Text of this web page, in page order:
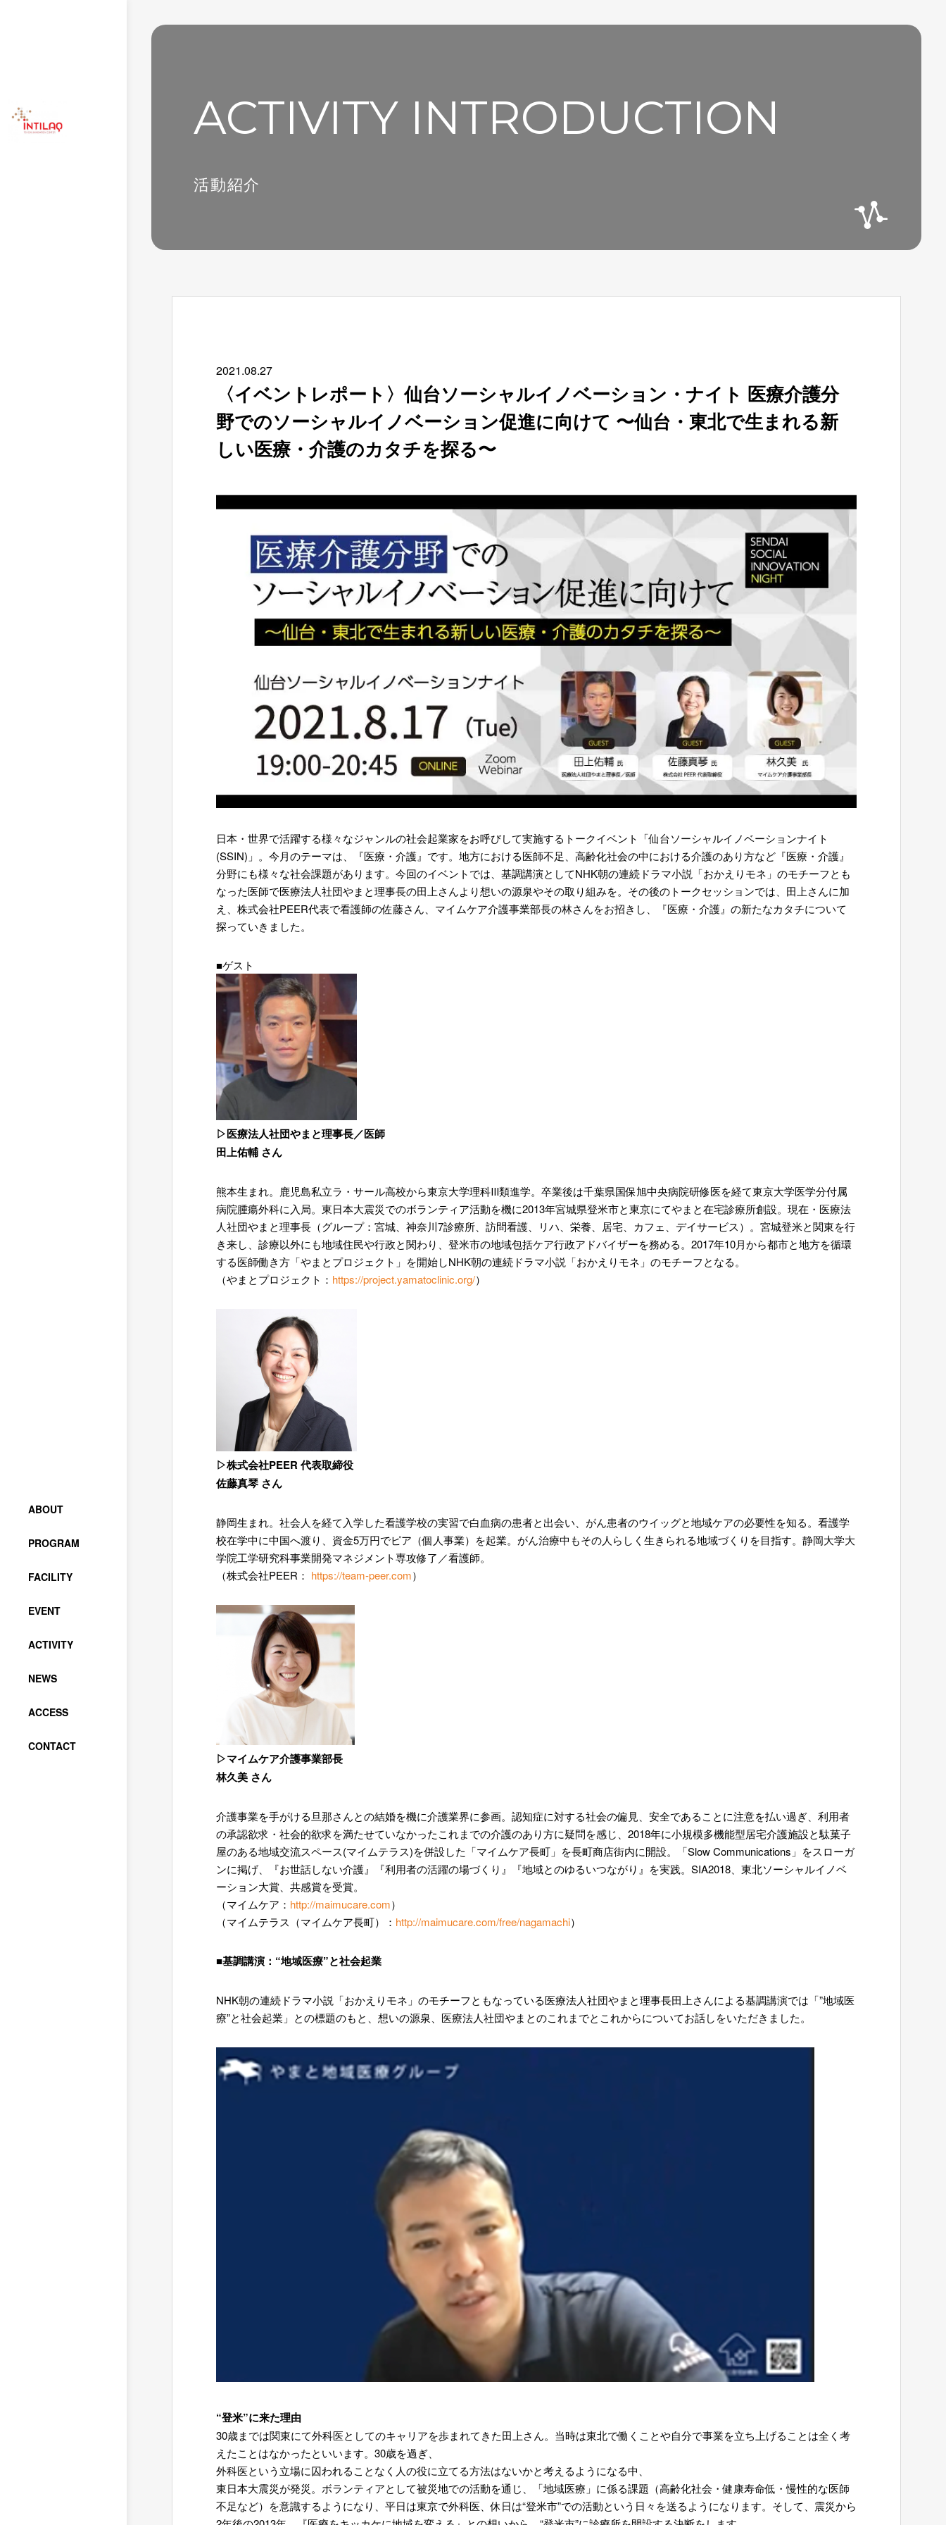
ABOUT
PROGRAM
FACILITY
EVENT
ACTIVITY
NEWS
ACCESS
CONTACT
ACTIVITY INTRODUCTION
活動紹介
2021.08.27
〈イベントレポート〉仙台ソーシャルイノベーション・ナイト 医療介護分
野でのソーシャルイノベーション促進に向けて 〜仙台・東北で生まれる新
しい医療・介護のカタチを探る〜
日本・世界で活躍する様々なジャンルの社会起業家をお呼びして実施するトークイベント「仙台ソーシャルイノベーションナイト
(SSIN)」。今月のテーマは、『医療・介護』です。地方における医師不足、高齢化社会の中における介護のあり方など『医療・介護』
分野にも様々な社会課題があります。今回のイベントでは、基調講演としてNHK朝の連続ドラマ小説「おかえりモネ」のモチーフとも
なった医師で医療法人社団やまと理事長の田上さんより想いの源泉やその取り組みを。その後のトークセッションでは、田上さんに加
え、株式会社PEER代表で看護師の佐藤さん、マイムケア介護事業部長の林さんをお招きし、『医療・介護』の新たなカタチについて
探っていきました。
■ゲスト
▷医療法人社団やまと理事長／医師
田上佑輔 さん
熊本生まれ。鹿児島私立ラ・サール高校から東京大学理科Ⅲ類進学。卒業後は千葉県国保旭中央病院研修医を経て東京大学医学分付属
病院腫瘍外科に入局。東日本大震災でのボランティア活動を機に2013年宮城県登米市と東京にてやまと在宅診療所創設。現在・医療法
人社団やまと理事長（グループ：宮城、神奈川7診療所、訪問看護、リハ、栄養、居宅、カフェ、デイサービス）。宮城登米と関東を行
き来し、診療以外にも地域住民や行政と関わり、登米市の地域包括ケア行政アドバイザーを務める。2017年10月から都市と地方を循環
する医師働き方「やまとプロジェクト」を開始しNHK朝の連続ドラマ小説「おかえりモネ」のモチーフとなる。
（やまとプロジェクト： https://project.yamatoclinic.org/）
▷株式会社PEER 代表取締役
佐藤真琴 さん
静岡生まれ。社会人を経て入学した看護学校の実習で白血病の患者と出会い、がん患者のウイッグと地域ケアの必要性を知る。看護学
校在学中に中国へ渡り、資金5万円でピア（個人事業）を起業。がん治療中もその人らしく生きられる地域づくりを目指す。静岡大学大
学院工学研究科事業開発マネジメント専攻修了／看護師。
（株式会社PEER： https://team-peer.com）
▷マイムケア介護事業部長
林久美 さん
介護事業を手がける旦那さんとの結婚を機に介護業界に参画。認知症に対する社会の偏見、安全であることに注意を払い過ぎ、利用者
の承認欲求・社会的欲求を満たせていなかったこれまでの介護のあり方に疑問を感じ、2018年に小規模多機能型居宅介護施設と駄菓子
屋のある地域交流スペース(マイムテラス)を併設した「マイムケア長町」を長町商店街内に開設。「Slow Communications」をスローガ
ンに掲げ、『お世話しない介護』『利用者の活躍の場づくり』『地域とのゆるいつながり』を実践。SIA2018、東北ソーシャルイノベ
ーション大賞、共感賞を受賞。
（マイムケア： http://maimucare.com）
（マイムテラス（マイムケア長町）： http://maimucare.com/free/nagamachi）
■基調講演：“地域医療”と社会起業
NHK朝の連続ドラマ小説「おかえりモネ」のモチーフともなっている医療法人社団やまと理事長田上さんによる基調講演では「”地域医
療”と社会起業」との標題のもと、想いの源泉、医療法人社団やまとのこれまでとこれからについてお話しをいただきました。
“登米”に来た理由
30歳までは関東にて外科医としてのキャリアを歩まれてきた田上さん。当時は東北で働くことや自分で事業を立ち上げることは全く考
えたことはなかったといいます。30歳を過ぎ、
外科医という立場に囚われることなく人の役に立てる方法はないかと考えるようになる中、
東日本大震災が発災。ボランティアとして被災地での活動を通じ、「地域医療」に係る課題（高齢化社会・健康寿命低・慢性的な医師
不足など）を意識するようになり、平日は東京で外科医、休日は“登米市”での活動という日々を送るようになります。そして、震災から